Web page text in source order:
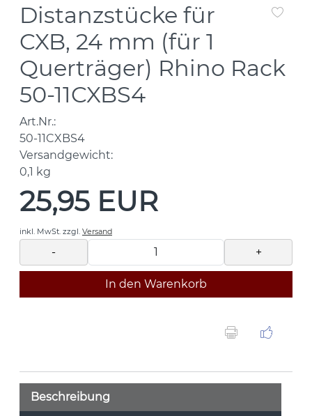
Distanzstücke für
CXB, 24 mm (für 1
Querträger) Rhino Rack
50-11CXBS4
Art.Nr.:
50-11CXBS4
Versandgewicht:
0,1 kg
25,95 EUR
inkl. MwSt. zzgl. Versand
- +
In den Warenkorb
Beschreibung